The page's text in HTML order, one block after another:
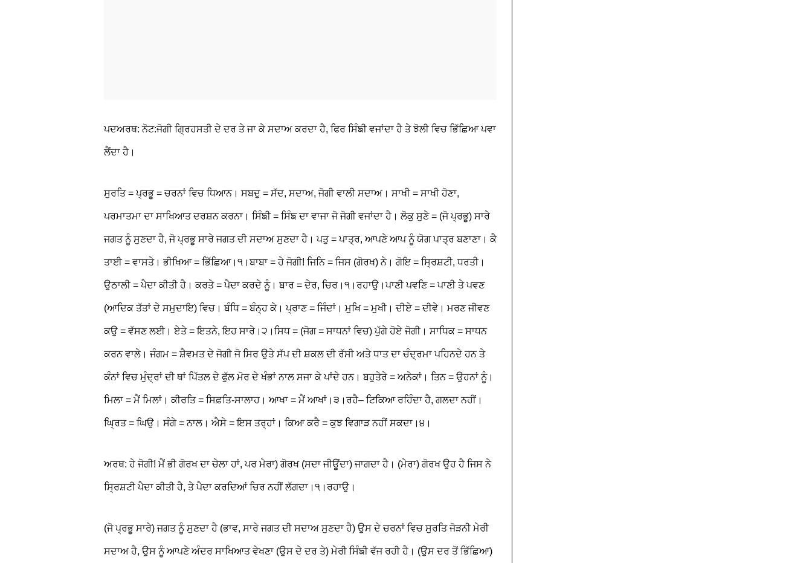
ਪਦਅਰਥ: ਨੋਟ:ਜੋਗੀ ਗ੍ਰਿਹਸਤੀ ਦੇ ਦਰ ਤੇ ਜਾ ਕੇ ਸਦਾਅ ਕਰਦਾ ਹੈ, ਫਿਰ ਸਿੰਙੀ ਵਜਾਂਦਾ ਹੈ ਤੇ ਝੋਲੀ ਵਿਚ ਭਿੱਛਿਆ ਪਵਾ
ਲੈਂਦਾ ਹੈ।
ਸੁਰਤਿ = ਪ੍ਰਭੂ = ਚਰਨਾਂ ਵਿਚ ਧਿਆਨ। ਸਬਦੁ = ਸੱਦ, ਸਦਾਅ, ਜੋਗੀ ਵਾਲੀ ਸਦਾਅ। ਸਾਖੀ = ਸਾਖੀ ਹੋਣਾ,
ਪਰਮਾਤਮਾ ਦਾ ਸਾਖਿਆਤ ਦਰਸ਼ਨ ਕਰਨਾ। ਸਿੰਙੀ = ਸਿੰਙ ਦਾ ਵਾਜਾ ਜੋ ਜੋਗੀ ਵਜਾਂਦਾ ਹੈ। ਲੋਕੁ ਸੁਣੇ = (ਜੋ ਪ੍ਰਭੂ) ਸਾਰੇ
ਜਗਤ ਨੂੰ ਸੁਣਦਾ ਹੈ, ਜੋ ਪ੍ਰਭੂ ਸਾਰੇ ਜਗਤ ਦੀ ਸਦਾਅ ਸੁਣਦਾ ਹੈ। ਪਤੁ = ਪਾਤ੍ਰ, ਆਪਣੇ ਆਪ ਨੂੰ ਯੋਗ ਪਾਤ੍ਰ ਬਣਾਣਾ। ਕੈ
ਤਾਈ = ਵਾਸਤੇ। ਭੀਖਿਆ = ਭਿੱਛਿਆ।੧।ਬਾਬਾ = ਹੇ ਜੋਗੀ! ਜਿਨਿ = ਜਿਸ (ਗੋਰਖ) ਨੇ। ਗੋਇ = ਸ੍ਰਿਸ਼ਟੀ, ਧਰਤੀ।
ਉਠਾਲੀ = ਪੈਦਾ ਕੀਤੀ ਹੈ। ਕਰਤੇ = ਪੈਦਾ ਕਰਦੇ ਨੂੰ। ਬਾਰ = ਦੇਰ, ਚਿਰ।੧।ਰਹਾਉ।ਪਾਣੀ ਪਵਣਿ = ਪਾਣੀ ਤੇ ਪਵਣ
(ਆਦਿਕ ਤੱਤਾਂ ਦੇ ਸਮੁਦਾਇ) ਵਿਚ। ਬੰਧਿ = ਬੰਨ੍ਹ ਕੇ। ਪ੍ਰਾਣ = ਜਿੰਦਾਂ। ਮੁਖਿ = ਮੁਖੀ। ਦੀਏ = ਦੀਵੇ। ਮਰਣ ਜੀਵਣ
ਕਉ = ਵੱਸਣ ਲਈ। ਏਤੇ = ਇਤਨੇ, ਇਹ ਸਾਰੇ।੨।ਸਿਧ = (ਜੋਗ = ਸਾਧਨਾਂ ਵਿਚ) ਪੁੱਗੇ ਹੋਏ ਜੋਗੀ। ਸਾਧਿਕ = ਸਾਧਨ
ਕਰਨ ਵਾਲੇ। ਜੰਗਮ = ਸ਼ੈਵਮਤ ਦੇ ਜੋਗੀ ਜੋ ਸਿਰ ਉਤੇ ਸੱਪ ਦੀ ਸ਼ਕਲ ਦੀ ਰੱਸੀ ਅਤੇ ਧਾਤ ਦਾ ਚੰਦ੍ਰਮਾ ਪਹਿਨਦੇ ਹਨ ਤੇ
ਕੰਨਾਂ ਵਿਚ ਮੁੰਦ੍ਰਾਂ ਦੀ ਥਾਂ ਪਿੱਤਲ ਦੇ ਫੁੱਲ ਮੋਰ ਦੇ ਖੰਭਾਂ ਨਾਲ ਸਜਾ ਕੇ ਪਾਂਦੇ ਹਨ। ਬਹੁਤੇਰੇ = ਅਨੇਕਾਂ। ਤਿਨ = ਉਹਨਾਂ ਨੂੰ।
ਮਿਲਾ = ਮੈਂ ਮਿਲਾਂ। ਕੀਰਤਿ = ਸਿਫ਼ਤਿ-ਸਾਲਾਹ। ਆਖਾ = ਮੈਂ ਆਖਾਂ।੩।ਰਹੈ– ਟਿਕਿਆ ਰਹਿੰਦਾ ਹੈ, ਗਲਦਾ ਨਹੀਂ।
ਘ੍ਰਿਤ = ਘਿਉ। ਸੰਗੇ = ਨਾਲ। ਐਸੇ = ਇਸ ਤਰ੍ਹਾਂ। ਕਿਆ ਕਰੈ = ਕੁਝ ਵਿਗਾੜ ਨਹੀਂ ਸਕਦਾ।੪।
ਅਰਥ: ਹੇ ਜੋਗੀ! ਮੈਂ ਭੀ ਗੋਰਖ ਦਾ ਚੇਲਾ ਹਾਂ, ਪਰ ਮੇਰਾ) ਗੋਰਖ (ਸਦਾ ਜੀਊਂਦਾ) ਜਾਗਦਾ ਹੈ। (ਮੇਰਾ) ਗੋਰਖ ਉਹ ਹੈ ਜਿਸ ਨੇ
ਸ੍ਰਿਸ਼ਟੀ ਪੈਦਾ ਕੀਤੀ ਹੈ, ਤੇ ਪੈਦਾ ਕਰਦਿਆਂ ਚਿਰ ਨਹੀਂ ਲੱਗਦਾ।੧।ਰਹਾਉ।
(ਜੋ ਪ੍ਰਭੂ ਸਾਰੇ) ਜਗਤ ਨੂੰ ਸੁਣਦਾ ਹੈ (ਭਾਵ, ਸਾਰੇ ਜਗਤ ਦੀ ਸਦਾਅ ਸੁਣਦਾ ਹੈ) ਉਸ ਦੇ ਚਰਨਾਂ ਵਿਚ ਸੁਰਤਿ ਜੋੜਨੀ ਮੇਰੀ
ਸਦਾਅ ਹੈ, ਉਸ ਨੂੰ ਆਪਣੇ ਅੰਦਰ ਸਾਖਿਆਤ ਵੇਖਣਾ (ਉਸ ਦੇ ਦਰ ਤੇ) ਮੇਰੀ ਸਿੰਙੀ ਵੱਜ ਰਹੀ ਹੈ। (ਉਸ ਦਰ ਤੋਂ ਭਿੱਛਿਆ)